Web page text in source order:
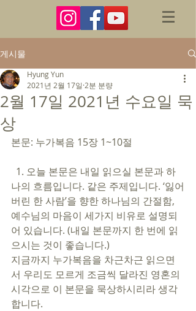
게시물
2월 17일 2021년 수요일 묵
상
Hyung Yun
2021년 2월 17일 2분 분량
본문: 누가복음 15장 1~10절
나의 흐름입니다. 같은 주제입니다. ‘잃어
버린 한 사람’을 향한 하나님의 간절함,
예수님의 마음이 세가지 비유로 설명되
어 있습니다. (내일 본문까지 한 번에 읽
으시는 것이 좋습니다.)
지금까지 누가복음을 차근차근 읽으면
서 우리도 모르게 조금씩 달라진 영혼의
시각으로 이 본문을 묵상하시리라 생각
합니다.